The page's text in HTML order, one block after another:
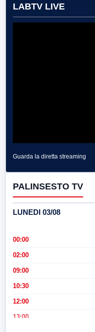
LABTV LIVE
Guarda la diretta streaming
PALINSESTO TV
LUNEDI 03/08
00:00
02:00
09:00
10:30
12:00
13:00